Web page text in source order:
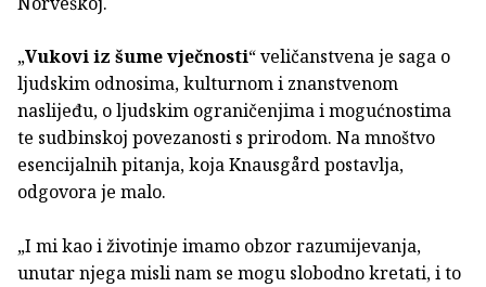
„Vukovi iz šume vječnosti“ veličanstvena je saga o
ljudskim odnosima, kulturnom i znanstvenom
naslijeđu, o ljudskim ograničenjima i mogućnostima
te sudbinskoj povezanosti s prirodom. Na mnoštvo
esencijalnih pitanja, koja Knausgård postavlja,
odgovora je malo.
„I mi kao i životinje imamo obzor razumijevanja,
unutar njega misli nam se mogu slobodno kretati, i to